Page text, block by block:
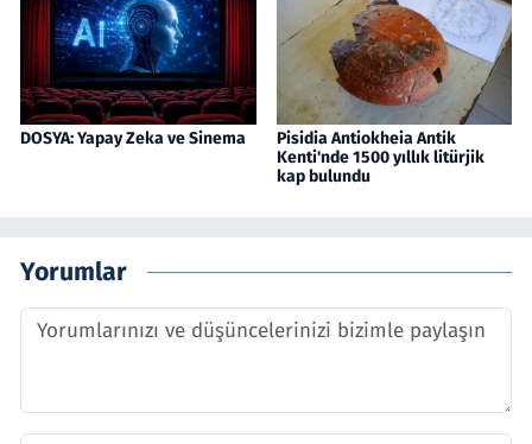
DOSYA: Yapay Zeka ve Sinema
Pisidia Antiokheia Antik
Kenti'nde 1500 yıllık litürjik
kap bulundu
Yorumlar